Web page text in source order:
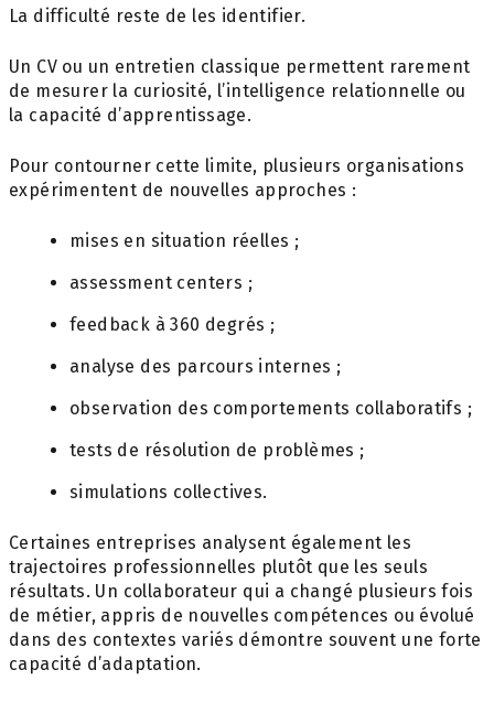
La difficulté reste de les identifier.
Un CV ou un entretien classique permettent rarement
de mesurer la curiosité, l’intelligence relationnelle ou
la capacité d’apprentissage.
Pour contourner cette limite, plusieurs organisations
expérimentent de nouvelles approches :
mises en situation réelles ;
assessment centers ;
feedback à 360 degrés ;
analyse des parcours internes ;
observation des comportements collaboratifs ;
tests de résolution de problèmes ;
simulations collectives.
Certaines entreprises analysent également les
trajectoires professionnelles plutôt que les seuls
résultats. Un collaborateur qui a changé plusieurs fois
de métier, appris de nouvelles compétences ou évolué
dans des contextes variés démontre souvent une forte
capacité d’adaptation.